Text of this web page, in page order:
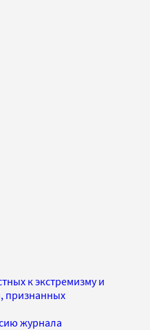
к экстремизму и
признанных
журнала